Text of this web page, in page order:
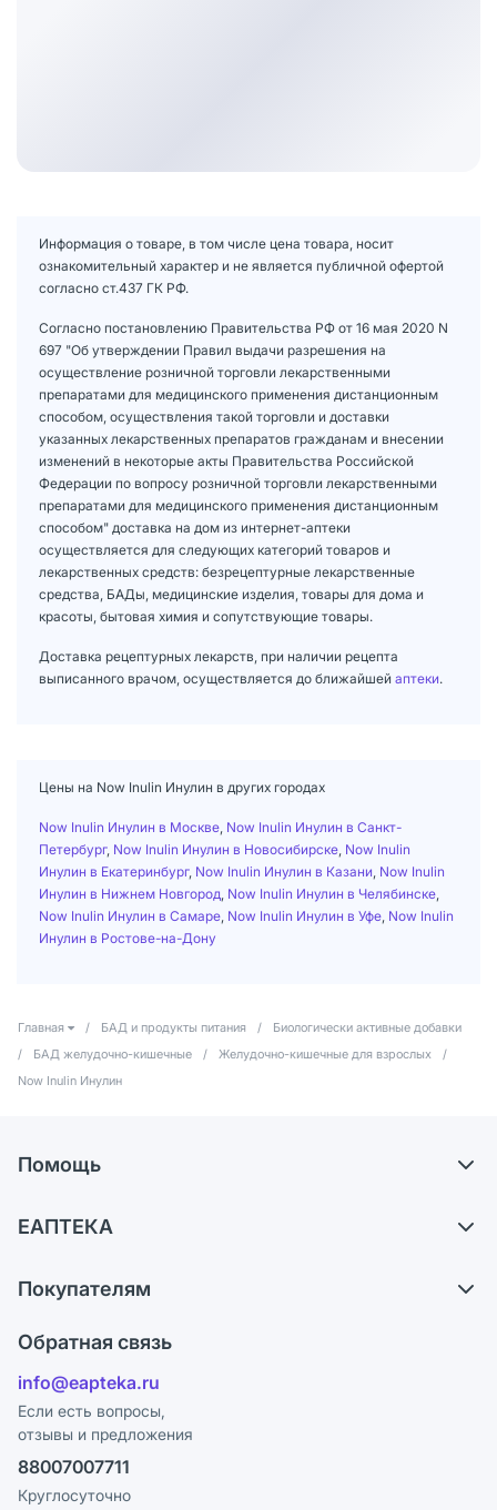
Информация о товаре, в том числе цена товара, носит
ознакомительный характер и не является публичной офертой
согласно ст.437 ГК РФ.
Согласно постановлению Правительства РФ от 16 мая 2020 N
697 "Об утверждении Правил выдачи разрешения на
осуществление розничной торговли лекарственными
препаратами для медицинского применения дистанционным
способом, осуществления такой торговли и доставки
указанных лекарственных препаратов гражданам и внесении
изменений в некоторые акты Правительства Российской
Федерации по вопросу розничной торговли лекарственными
препаратами для медицинского применения дистанционным
способом" доставка на дом из интернет-аптеки
осуществляется для следующих категорий товаров и
лекарственных средств: безрецептурные лекарственные
средства, БАДы, медицинские изделия, товары для дома и
красоты, бытовая химия и сопутствующие товары.
Доставка рецептурных лекарств, при наличии рецепта
выписанного врачом, осуществляется до ближайшей аптеки.
Цены на Now Inulin Инулин в других городах
Now Inulin Инулин в Москве Now Inulin Инулин в Санкт-
Петербург, Now Inulin Инулин в Новосибирске Now Inulin
Инулин в Екатеринбург, Now Inulin Инулин в Казани Now Inulin
Инулин в Нижнем Новгород Now Inulin Инулин в Челябинске
Now Inulin Инулин в Самаре Now Inulin Инулин в Уфе Now Inulin
Инулин в Ростове-на-Дону
Главная / БАД и продукты питания /
Биологически активные добавки
/
БАД желудочно-кишечные / Желудочно-кишечные для взрослых
/
Now Inulin Инулин
Помощь
Самовывоз из аптек
Ответы на вопросы
Блог
ЕАПТЕКА
Карьера
Поставщики
Лицензия
Реклама на сайте
Ваши товары на ЕАПТЕКЕ
Покупателям
Программа СберСпасибо
Политика конфиденциальности
Пользовательское соглашение
Обратная связь
info@eapteka.ru
Если есть вопросы,
отзывы и предложения
88007007711
Круглосуточно